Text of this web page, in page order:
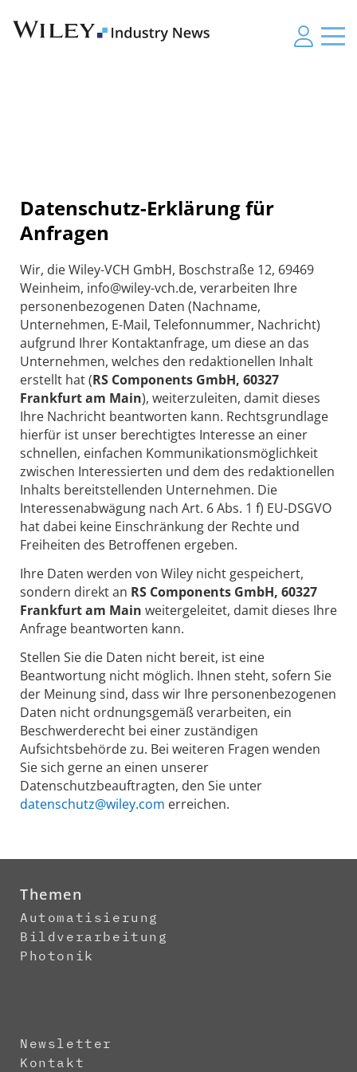
Datenschutz-Erklärung für
Anfragen
Wir, die Wiley-VCH GmbH, Boschstraße 12, 69469
Weinheim, info@wiley-vch.de, verarbeiten Ihre
personenbezogenen Daten (Nachname,
Unternehmen, E-Mail, Telefonnummer, Nachricht)
aufgrund Ihrer Kontaktanfrage, um diese an das
Unternehmen, welches den redaktionellen Inhalt
erstellt hat (RS Components GmbH, 60327
Frankfurt am Main), weiterzuleiten, damit dieses
Ihre Nachricht beantworten kann. Rechtsgrundlage
hierfür ist unser berechtigtes Interesse an einer
schnellen, einfachen Kommunikationsmöglichkeit
zwischen Interessierten und dem des redaktionellen
Inhalts bereitstellenden Unternehmen. Die
Interessenabwägung nach Art. 6 Abs. 1 f) EU-DSGVO
hat dabei keine Einschränkung der Rechte und
Freiheiten des Betroffenen ergeben.
Ihre Daten werden von Wiley nicht gespeichert,
sondern direkt an RS Components GmbH, 60327
Frankfurt am Main weitergeleitet, damit dieses Ihre
Anfrage beantworten kann.
Stellen Sie die Daten nicht bereit, ist eine
Beantwortung nicht möglich. Ihnen steht, sofern Sie
der Meinung sind, dass wir Ihre personenbezogenen
Daten nicht ordnungsgemäß verarbeiten, ein
Beschwerderecht bei einer zuständigen
Aufsichtsbehörde zu. Bei weiteren Fragen wenden
Sie sich gerne an einen unserer
Datenschutzbeauftragten, den Sie unter
datenschutz@wiley.com erreichen.
Themen
Automatisierung
Bildverarbeitung
Photonik
Newsletter
Kontakt